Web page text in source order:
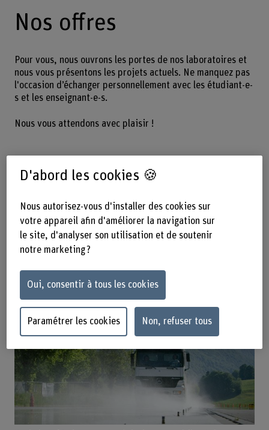
Nos offres
Pour vous, nous ouvrons les portes de nos laboratoires et
nous vous présentons les projets actuels. Ne manquez pas
l'occasion d’échanger personnellement avec les étudiant-e-
s et les enseignant-e-s.
Nous vous attendons avec plaisir !
bois
seulement)
D'abord les cookies 🍪
Nous autorisez-vous d'installer des cookies sur
votre appareil afin d'améliorer la navigation sur
le site, d'analyser son utilisation et de soutenir
notre marketing ?
Oui, consentir à tous les cookies
Paramétrer les cookies Non, refuser tous